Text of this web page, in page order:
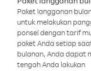
Paket langganan
untuk melakukan
ponsel dengan tarif
paket Anda setiap
bulanan, Anda dapat
tengah Anda lakukan